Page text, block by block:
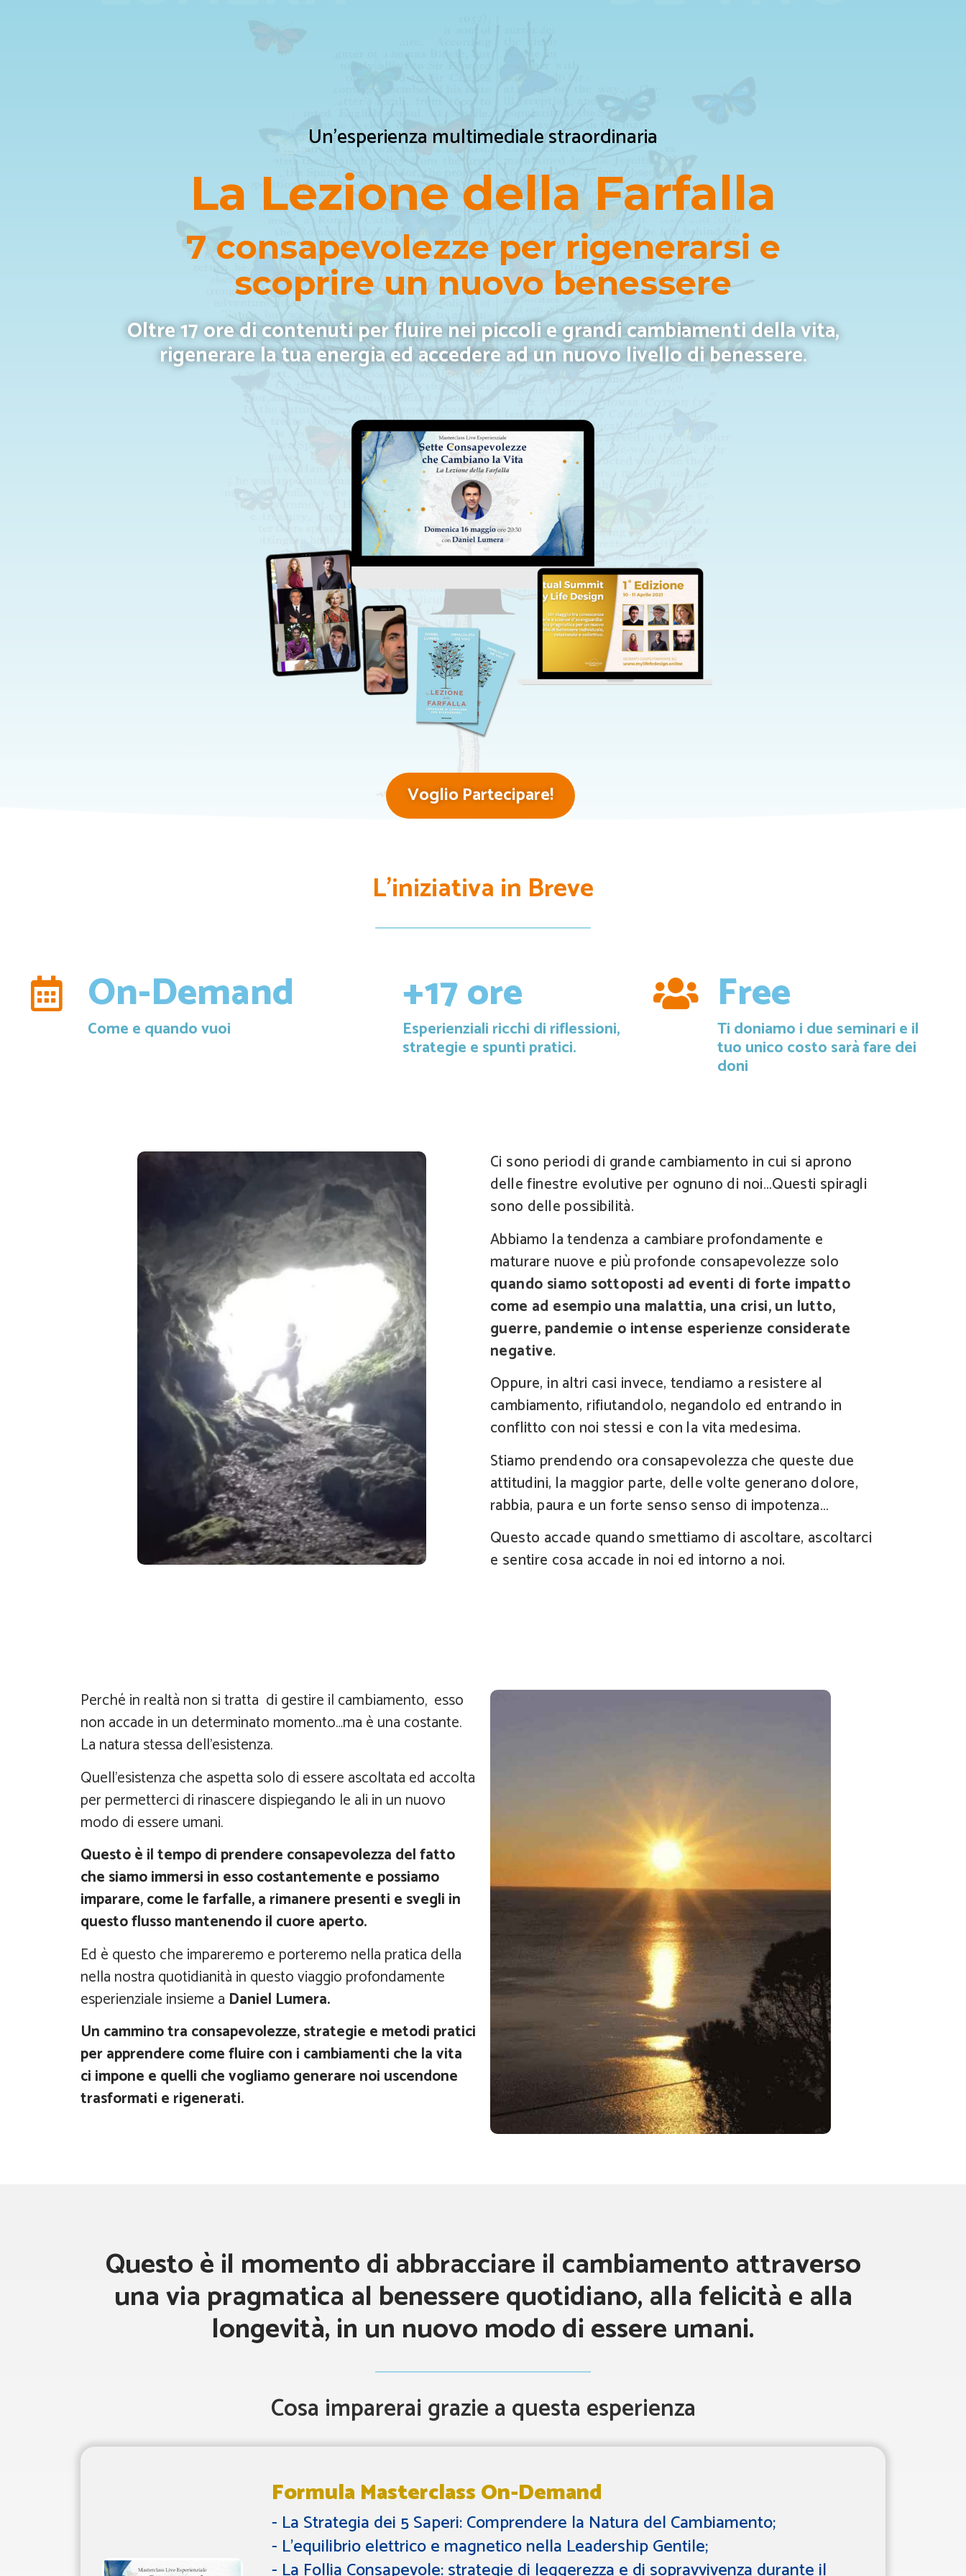
Un’esperienza multimediale straordinaria
La Lezione della Farfalla
7 consapevolezze per rigenerarsi e
scoprire un nuovo benessere
Oltre 17 ore di contenuti per fluire nei piccoli e grandi cambiamenti della vita,
rigenerare la tua energia ed accedere ad un nuovo livello di benessere.
Voglio Partecipare!
L'iniziativa in Breve
On-Demand
Come e quando vuoi
+17 ore
Esperienziali ricchi di riflessioni,
strategie e spunti pratici.
Free
Ti doniamo i due seminari e il
tuo unico costo sarà fare dei
doni
Ci sono periodi di grande cambiamento in cui si aprono
delle finestre evolutive per ognuno di noi…Questi spiragli
sono delle possibilità.
Abbiamo la tendenza a cambiare profondamente e
maturare nuove e più profonde consapevolezze solo
quando siamo sottoposti ad eventi di forte impatto
come ad esempio una malattia, una crisi, un lutto,
guerre, pandemie o intense esperienze considerate
negative.
Oppure, in altri casi invece, tendiamo a resistere al
cambiamento, rifiutandolo, negandolo ed entrando in
conflitto con noi stessi e con la vita medesima.
Stiamo prendendo ora consapevolezza che queste due
attitudini, la maggior parte, delle volte generano dolore,
rabbia, paura e un forte senso senso di impotenza…
Questo accade quando smettiamo di ascoltare, ascoltarci
e sentire cosa accade in noi ed intorno a noi.
Perché in realtà non si tratta di gestire il cambiamento, esso
non accade in un determinato momento…ma è una costante.
La natura stessa dell’esistenza.
Quell’esistenza che aspetta solo di essere ascoltata ed accolta
per permetterci di rinascere dispiegando le ali in un nuovo
modo di essere umani.
Questo è il tempo di prendere consapevolezza del fatto
che siamo immersi in esso costantemente e possiamo
imparare, come le farfalle, a rimanere presenti e svegli in
questo flusso mantenendo il cuore aperto.
Ed è questo che impareremo e porteremo nella pratica della
nella nostra quotidianità in questo viaggio profondamente
esperienziale insieme a Daniel Lumera.
Un cammino tra consapevolezze, strategie e metodi pratici
per apprendere come fluire con i cambiamenti che la vita
ci impone e quelli che vogliamo generare noi uscendone
trasformati e rigenerati.
Questo è il momento di abbracciare il cambiamento attraverso
una via pragmatica al benessere quotidiano, alla felicità e alla
longevità, in un nuovo modo di essere umani.
Cosa imparerai grazie a questa esperienza
Formula Masterclass On-Demand
- La Strategia dei 5 Saperi: Comprendere la Natura del Cambiamento;
- L’equilibrio elettrico e magnetico nella Leadership Gentile;